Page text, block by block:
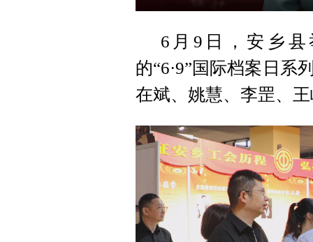
P
y
6月9日，安乡
的“6·9”国际档案日系
在斌、姚慧、李罡、